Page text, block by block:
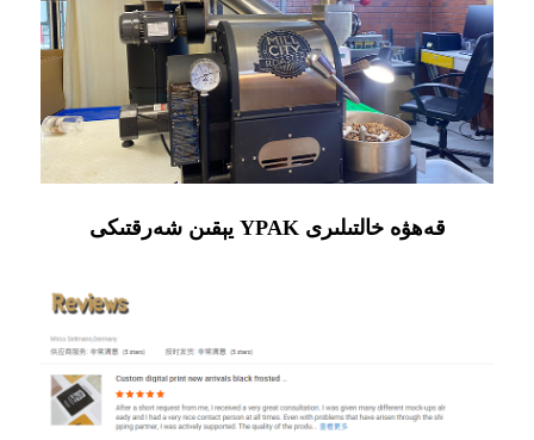
يېقىن شەرقتىكى YPAK قەھۋە خالتىلىرى